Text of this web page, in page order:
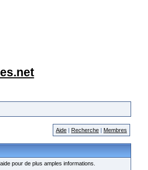
Aide | Recherche | Membres
pour de plus amples informations.